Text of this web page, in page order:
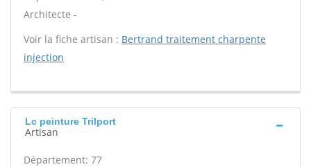
Architecte -
Voir la fiche artisan : Bertrand traitement charpente
injection
Lc peinture Trilport
Artisan
Département: 77